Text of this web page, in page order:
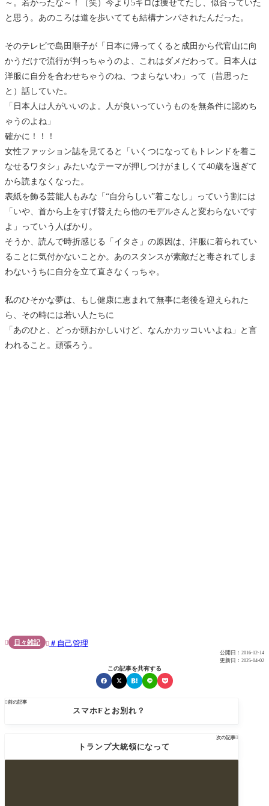
～。若かったな～！（笑）今より5キロは痩せてたし、似合っていた
と思う。あのころは道を歩いてても結構ナンパされたんだった。
そのテレビで島田順子が「日本に帰ってくると成田から代官山に向
かうだけで流行が判っちゃうのよ、これはダメだわって。日本人は
洋服に自分を合わせちゃうのね、つまらないわ」って（昔思った
と）話していた。
「日本人は人がいいのよ。人が良いっていうものを無条件に認めち
ゃうのよね」
確かに！！！
女性ファッション誌を見てると「いくつになってもトレンドを着こ
なせるワタシ」みたいなテーマが押しつけがましくて40歳を過ぎて
から読まなくなった。
表紙を飾る芸能人もみな「“自分らしい”着こなし」っていう割には
「いや、首から上をすげ替えたら他のモデルさんと変わらないです
よ」っていう人ばかり。
そうか、読んで時折感じる「イタさ」の原因は、洋服に着られてい
ることに気付かないことか。あのスタンスが素敵だと毒されてしま
わないうちに自分を立て直さなくっちゃ。
私のひそかな夢は、もし健康に恵まれて無事に老後を迎えられた
ら、その時には若い人たちに
「あのひと、どっか頭おかしいけど、なんかカッコいいよね」と言
われること。頑張ろう。
 日々雑記  自己管理
公開日： 2016-12-14
更新日： 2025-04-02
この記事を共有する
前の記事
スマホFとお別れ？
次の記事
トランプ大統領になって